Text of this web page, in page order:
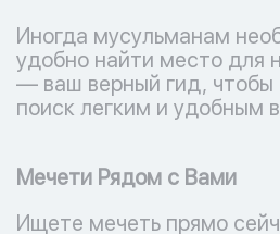
Иногда мусульманам
удобно найти место для
— ваш верный гид, чтобы
поиск легким и удобным
Мечети Рядом с Вами
Ищете мечеть прямо